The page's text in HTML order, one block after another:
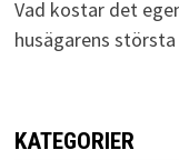
Vad kostar det
husägarens
KATEGORIER